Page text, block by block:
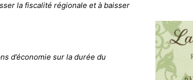
la fiscalité régionale et à baisser
d’économie sur la durée du